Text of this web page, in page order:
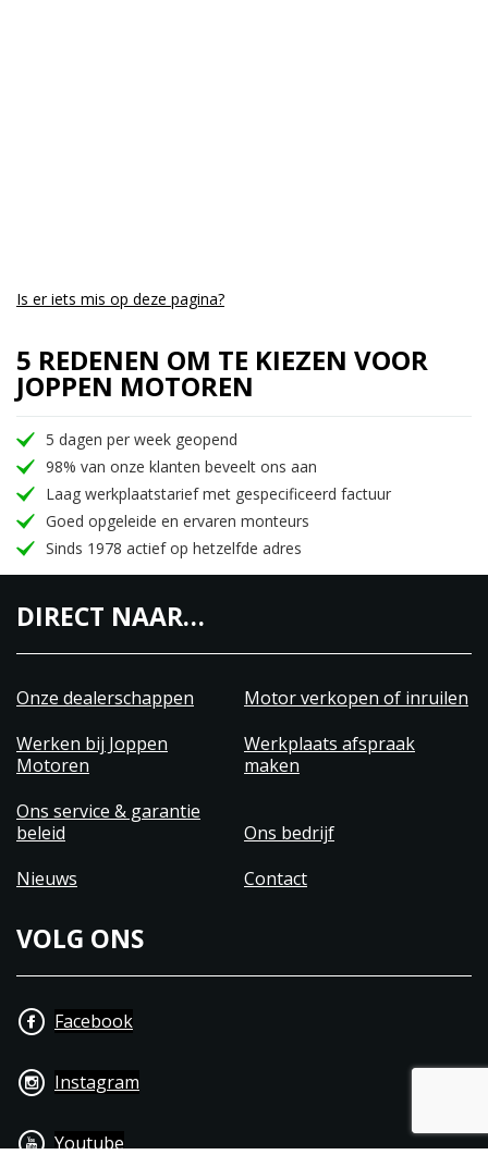
Is er iets mis op deze pagina?
5 REDENEN OM TE KIEZEN VOOR
JOPPEN MOTOREN
5 dagen per week geopend
98% van onze klanten beveelt ons aan
Laag werkplaatstarief met gespecificeerd factuur
Goed opgeleide en ervaren monteurs
Sinds 1978 actief op hetzelfde adres
DIRECT NAAR…
Onze dealerschappen
Motor verkopen of inruilen
Werken bij Joppen
Motoren
Werkplaats afspraak
maken
Ons service & garantie
beleid
Ons bedrijf
Nieuws
Contact
VOLG ONS
Facebook
Instagram
Youtube